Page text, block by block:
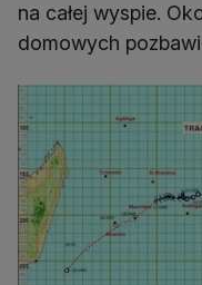
na całej wyspie.
domowych